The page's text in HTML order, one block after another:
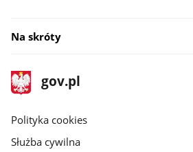
Na skróty
stopka
gov.pl
Strona
gov.pl
gov.pl
Polityka cookies
Służba cywilna